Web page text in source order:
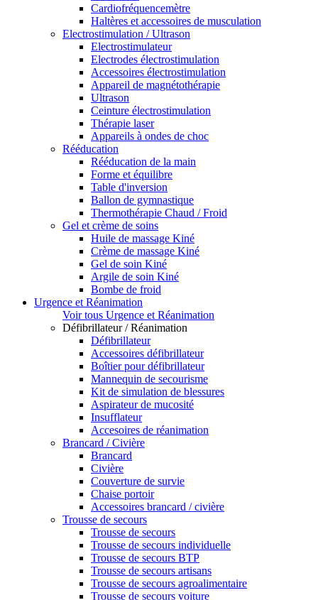
Cardiofréquencemètre
Haltères et accessoires de musculation
Electrostimulation / Ultrason
Electrostimulateur
Electrodes électrostimulation
Accessoires électrostimulation
Appareil de magnétothérapie
Ultrason
Ceinture électrostimulation
Thérapie laser
Appareils à ondes de choc
Rééducation
Rééducation de la main
Forme et équilibre
Table d'inversion
Ballon de gymnastique
Thermothérapie Chaud / Froid
Gel et crème de soins
Huile de massage Kiné
Crème de massage Kiné
Gel de soin Kiné
Argile de soin Kiné
Bombe de froid
Urgence et Réanimation
Voir tous Urgence et Réanimation
Défibrillateur / Réanimation
Défibrillateur
Accessoires défibrillateur
Boîtier pour défibrillateur
Mannequin de secourisme
Kit de simulation de blessures
Aspirateur de mucosité
Insufflateur
Accesoires de réanimation
Brancard / Civière
Brancard
Civière
Couverture de survie
Chaise portoir
Accessoires brancard / civière
Trousse de secours
Trousse de secours
Trousse de secours individuelle
Trousse de secours BTP
Trousse de secours artisans
Trousse de secours agroalimentaire
Trousse de secours voiture